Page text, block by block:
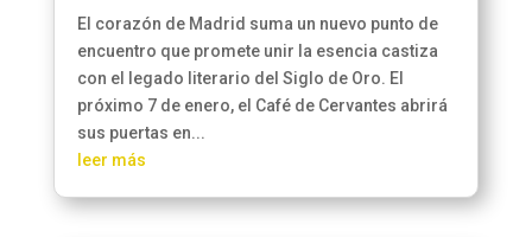
El corazón de Madrid suma un nuevo punto de
encuentro que promete unir la esencia castiza
con el legado literario del Siglo de Oro. El
próximo 7 de enero, el Café de Cervantes abrirá
sus puertas en...
leer más